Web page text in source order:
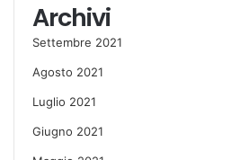
Archivi
Settembre 2021
Agosto 2021
Luglio 2021
Giugno 2021